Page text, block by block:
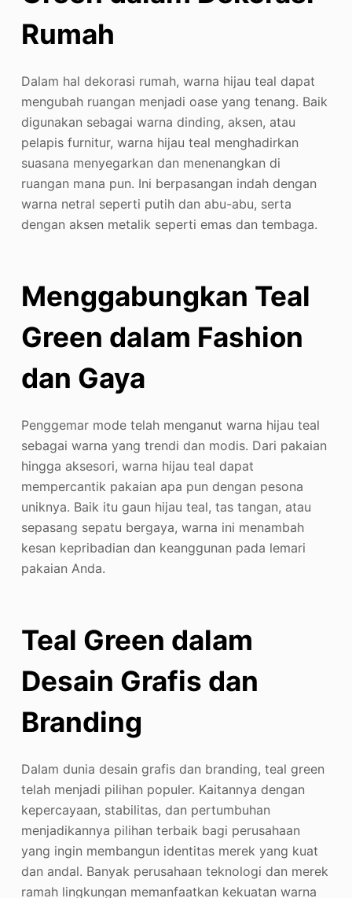
Rumah
Dalam hal dekorasi rumah, warna hijau teal dapat
mengubah ruangan menjadi oase yang tenang. Baik
digunakan sebagai warna dinding, aksen, atau
pelapis furnitur, warna hijau teal menghadirkan
suasana menyegarkan dan menenangkan di
ruangan mana pun. Ini berpasangan indah dengan
warna netral seperti putih dan abu-abu, serta
dengan aksen metalik seperti emas dan tembaga.
Menggabungkan Teal
Green dalam Fashion
dan Gaya
Penggemar mode telah menganut warna hijau teal
sebagai warna yang trendi dan modis. Dari pakaian
hingga aksesori, warna hijau teal dapat
mempercantik pakaian apa pun dengan pesona
uniknya. Baik itu gaun hijau teal, tas tangan, atau
sepasang sepatu bergaya, warna ini menambah
kesan kepribadian dan keanggunan pada lemari
pakaian Anda.
Teal Green dalam
Desain Grafis dan
Branding
Dalam dunia desain grafis dan branding, teal green
telah menjadi pilihan populer. Kaitannya dengan
kepercayaan, stabilitas, dan pertumbuhan
menjadikannya pilihan terbaik bagi perusahaan
yang ingin membangun identitas merek yang kuat
dan andal. Banyak perusahaan teknologi dan merek
ramah lingkungan memanfaatkan kekuatan warna